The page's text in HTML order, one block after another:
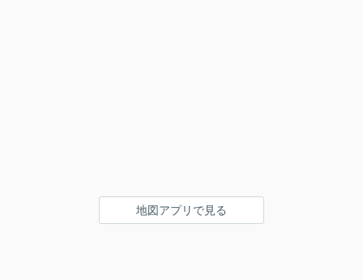
地図アプリで見る